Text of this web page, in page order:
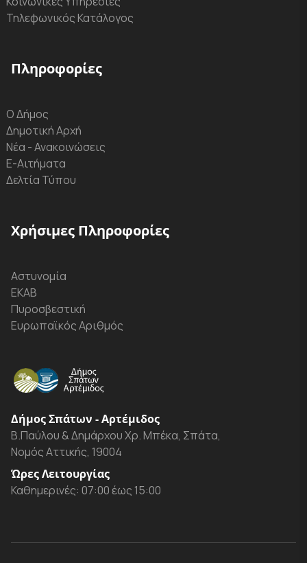
Τηλεφωνικός Κατάλογος
Πληροφορίες
Ο Δήμος
Δημοτική Αρχή
Νέα - Ανακοινώσεις
Ε-Αιτήματα
Δελτία Τύπου
Χρήσιμες Πληροφορίες
Αστυνομία
ΕΚΑΒ
Πυροσβεστική
Ευρωπαϊκός Αριθμός
Δήμος Σπάτων - Αρτέμιδος
Β.Παύλου & Δημάρχου Χρ. Μπέκα, Σπάτα,
Νομός Αττικής, 19004
Ώρες Λειτουργίας
Καθημερινές: 07:00 έως 15:00